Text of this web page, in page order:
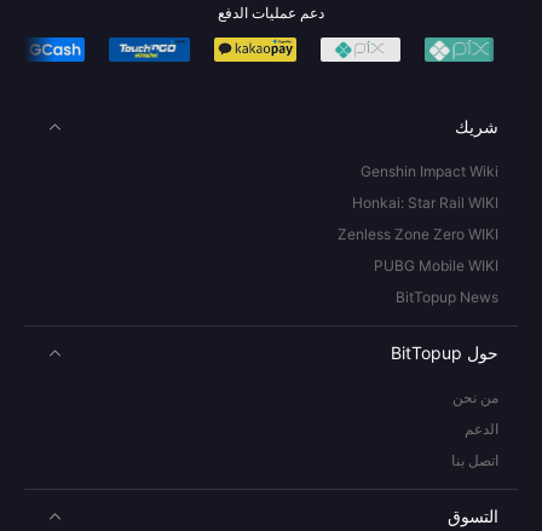
دعم عمليات الدفع
شريك
Genshin Impact Wiki
Honkai: Star Rail WIKI
Zenless Zone Zero WIKI
PUBG Mobile WIKI
BitTopup News
حول BitTopup
من نحن
الدعم
اتصل بنا
التسوق